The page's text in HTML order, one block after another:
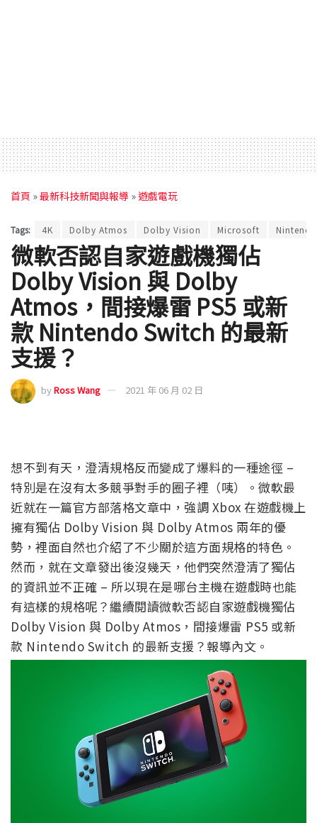
首頁 »最新科技新聞與報導 »遊戲電玩
Tags: 4K Dolby Atmos Dolby Vision Microsoft
微軟否認自家遊戲機獨佔
Dolby Vision 與 Dolby
Atmos，間接爆雷 PS5 或新
款 Nintendo Switch 的最新
支援？
byRoss Wang 2021 年 06 月 02 日
想不到有天，澄清規格反而變成了爆料的一種途徑 –
特別是在沒有太多競爭對手的圈子裡（咦）。微軟最
近就在一篇官方部落格文章中，強調 Xbox 在遊戲機上
擁有獨佔 Dolby Vision 與 Dolby Atmos 兩年的優
勢，裡面自然也介紹了不少關於這方面規格的特色。
然而，就在文章發出後沒幾天，他們突然澄清了獨佔
的資訊並不正確 – 所以現在是哪台主機在遊戲時也能
有這樣的規格呢？繼續閱讀微軟否認自家遊戲機獨佔
Dolby Vision 與 Dolby Atmos，間接爆雷 PS5 或新
款 Nintendo Switch 的最新支援？報導內文。